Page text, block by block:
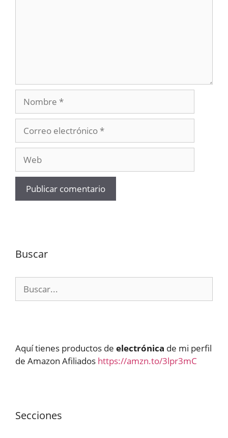
electrónico
Buscar
Aquí tienes productos de electrónica de mi perfil
de Amazon Afiliados https://amzn.to/3lpr3mC
Secciones